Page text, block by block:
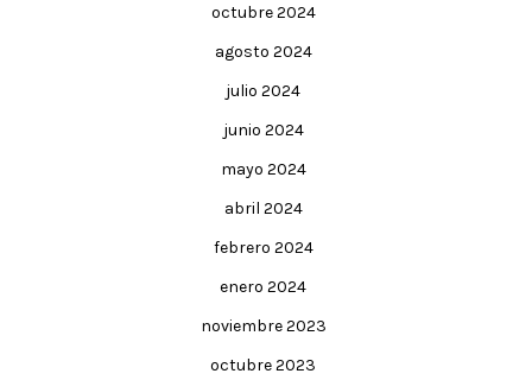
octubre 2024
agosto 2024
julio 2024
junio 2024
mayo 2024
abril 2024
febrero 2024
enero 2024
noviembre 2023
octubre 2023